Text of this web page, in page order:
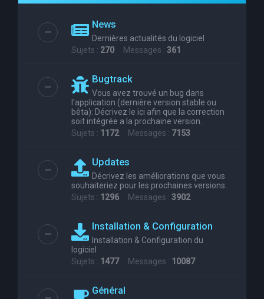
News
Dernières actualités du logiciel
Sujets : 270 Messages : 361
Bugtrack
Vous avez trouvé un bug dans
l'application (dernière version stable ou
bêta): Décrivez le ici afin que la correction
soit intégrée a la prochaine version.
Sujets : 1172Messages : 7153
Updates
Décrivez les améliorations que vous
souhaiteriez pour les prochaines versions.
Sujets : 1296 Messages : 3902
Installation & Configuration
Installation & Configuration du
logiciel
Sujets : 1477Messages : 10087
Général